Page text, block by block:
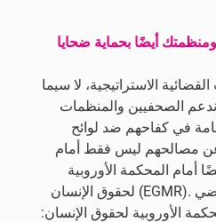
أيضًا بحماية ضحايا
الاستراتيجية، لا سيما
الصحفيين والمنظمات
في كفاحهم ضد لوائح
عن مصالحهم ليس فقط أمام
أمام المحكمة الأوروبية
لحقوق الإنسان (EGMR). كان لدينا في الصيف الماضي
الأوروبية لحقوق الإنسان: